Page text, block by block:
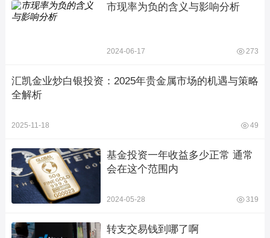
市现率为负的含义与影响分析
2024-06-17 273
汇凯金业炒白银投资：2025年贵金属市场的机遇与策略
全解析
2025-11-18 49
基金投资一年收益多少正常 通常
会在这个范围内
2024-05-28 319
转支交易钱到哪了啊